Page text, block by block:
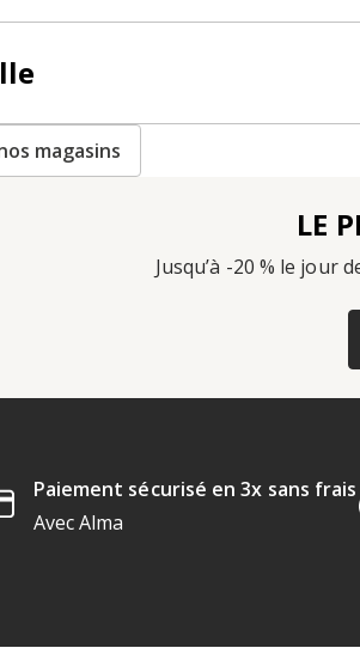
magasins
LE
Jusqu’à -20 % le jour
Paiement sécurisé en 3x sans frais
Avec Alma